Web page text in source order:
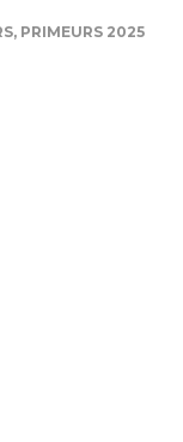
, PRIMEURS 2025